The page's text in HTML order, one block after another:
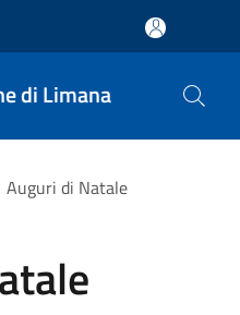
di Limana
Auguri di Natale